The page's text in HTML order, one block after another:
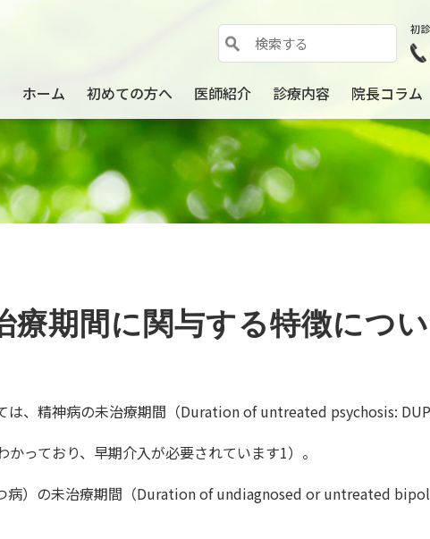
初
ホーム 初めての方へ 医師紹介 診療内容 院長コラム
療期間に関与する特徴につ
、精神病の未治療期間（Duration of untreated psychosis: DUP
っており、早期介入が必要されています1）。
病）の未治療期間（Duration of undiagnosed or untreated